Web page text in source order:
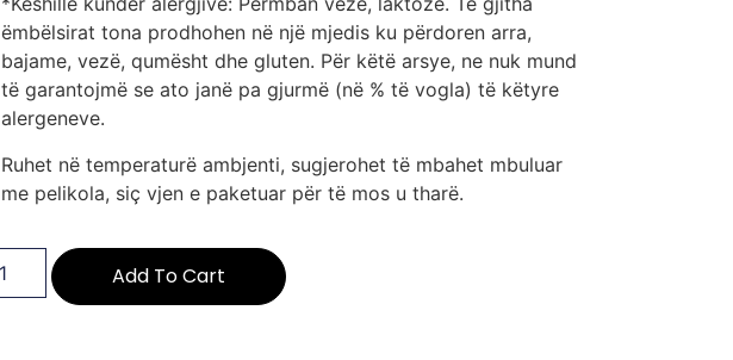
ëmbëlsirat tona prodhohen në një mjedis ku përdoren arra,
bajame, vezë, qumësht dhe gluten. Për këtë arsye, ne nuk mund
të garantojmë se ato janë pa gjurmë (në % të vogla) të këtyre
alergeneve.
Ruhet në temperaturë ambjenti, sugjerohet të mbahet mbuluar
me pelikola, siç vjen e paketuar për të mos u tharë.
Add To Cart